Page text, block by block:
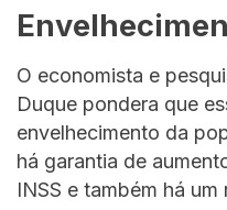
O economista e
Duque pondera que
envelhecimento da
há garantia de
INSS e também há